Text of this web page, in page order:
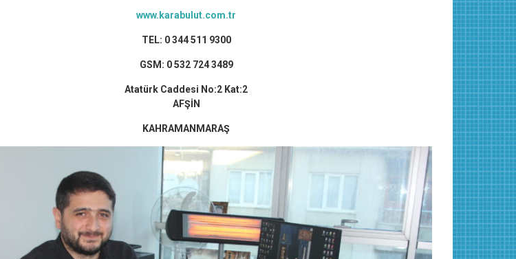
www.karabulut.com.tr
TEL: 0 344 511 9300
GSM: 0 532 724 3489
Atatürk Caddesi No:2 Kat:2
AFŞİN
KAHRAMANMARAŞ